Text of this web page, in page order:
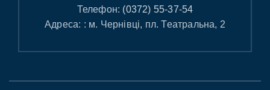
Телефон: (0372) 55-37-54
Адреса: : м. Чернівці, пл. Театральна, 2